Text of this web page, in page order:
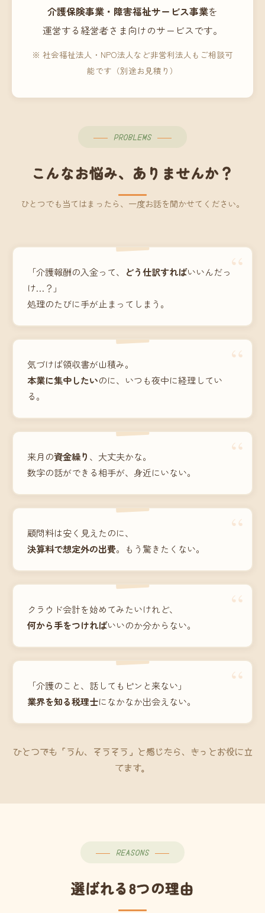
介護保険事業・障害福祉サービス事業を
運営する経営者さま向けのサービスです。
※ 社会福祉法人・NPO法人など非営利法人もご相談可
能です（別途お見積り）
PROBLEMS
こんなお悩み、ありませんか？
ひとつでも当てはまったら、一度お話を聞かせてください。
“
「介護報酬の入金って、 どう仕訳すればいいんだっ
け…？」
処理のたびに手が止まってしまう。
“
気づけば領収書が山積み。
本業に集中したいのに、いつも夜中に経理してい
る。
“
来月の資金繰り 、大丈夫かな。
数字の話ができる相手が、身近にいない。
“
顧問料は安く見えたのに、
決算料で想定外の出費。もう驚きたくない。
“
クラウド会計を始めてみたいけれど、
何から手をつければいいのか分からない。
“
「介護のこと、話してもピンと来ない」
業界を知る税理士になかなか出会えない。
ひとつでも「うん、そうそう」と感じたら、きっとお役に立
てます。
REASONS
選ばれる8つの理由